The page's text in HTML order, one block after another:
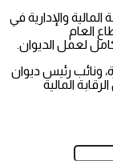
والإدارية في
العام
لعمل الديوان.
ونائب رئيس ديوان
المالية